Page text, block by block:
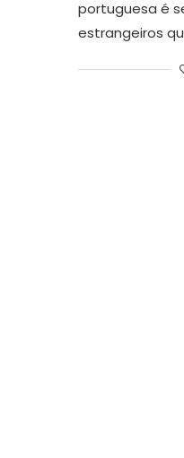
portuguesa é
estrangeiros